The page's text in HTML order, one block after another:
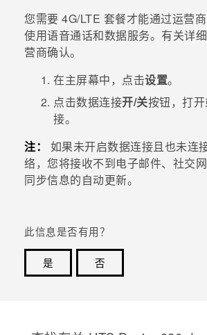
您需要 4G‍/LTE 套餐才能通过运营
使用语音通话和数据服务。有关详
营商确认。
在主屏幕中，点击设置。
点击数据连接开/关按钮，打
接。
注：
如果未开启数据连接且也未连
络，您将接收不到电子邮件、社交
同步信息的自动更新。
此信息是否有用？
是
否